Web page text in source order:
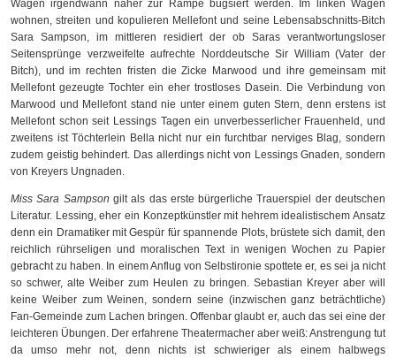
Wagen irgendwann näher zur Rampe bugsiert werden. Im linken Wagen
wohnen, streiten und kopulieren Mellefont und seine Lebensabschnitts-Bitch
Sara Sampson, im mittleren residiert der ob Saras verantwortungsloser
Seitensprünge verzweifelte aufrechte Norddeutsche Sir William (Vater der
Bitch), und im rechten fristen die Zicke Marwood und ihre gemeinsam mit
Mellefont gezeugte Tochter ein eher trostloses Dasein. Die Verbindung von
Marwood und Mellefont stand nie unter einem guten Stern, denn erstens ist
Mellefont schon seit Lessings Tagen ein unverbesserlicher Frauenheld, und
zweitens ist Töchterlein Bella nicht nur ein furchtbar nerviges Blag, sondern
zudem geistig behindert. Das allerdings nicht von Lessings Gnaden, sondern
von Kreyers Ungnaden.
Miss Sara Sampson gilt als das erste bürgerliche Trauerspiel der deutschen
Literatur. Lessing, eher ein Konzeptkünstler mit hehrem idealistischem Ansatz
denn ein Dramatiker mit Gespür für spannende Plots, brüstete sich damit, den
reichlich rührseligen und moralischen Text in wenigen Wochen zu Papier
gebracht zu haben. In einem Anflug von Selbstironie spottete er, es sei ja nicht
so schwer, alte Weiber zum Heulen zu bringen. Sebastian Kreyer aber will
keine Weiber zum Weinen, sondern seine (inzwischen ganz beträchtliche)
Fan-Gemeinde zum Lachen bringen. Offenbar glaubt er, auch das sei eine der
leichteren Übungen. Der erfahrene Theatermacher aber weiß: Anstrengung tut
da umso mehr not, denn nichts ist schwieriger als einem halbwegs